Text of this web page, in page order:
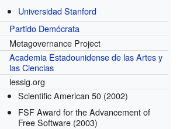
Universidad Stanford
Partido Demócrata
Metagovernance Project
Academia Estadounidense de las Artes y
las Ciencias
lessig.org
Scientific American 50 (2002)
FSF Award for the Advancement of
Free Software (2003)